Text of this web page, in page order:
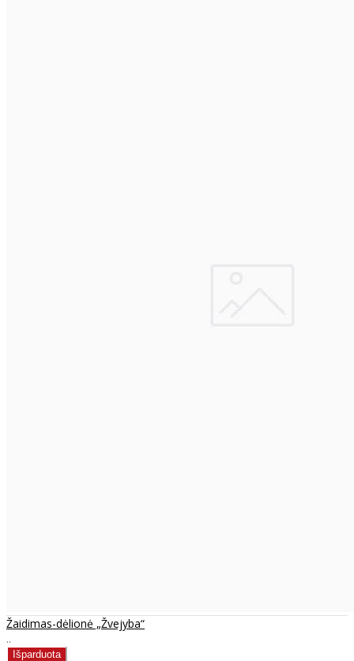
Žaidimas-dėlionė „Žvejyba“
..